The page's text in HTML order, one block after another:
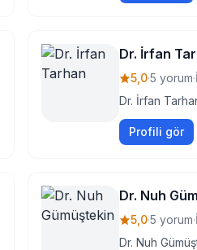
Dr. İrfan
5,0·5 yorum·
Dr. İrfan
Profili gör
Dr. Nuh
5,0·5 yorum·
Dr. Nuh